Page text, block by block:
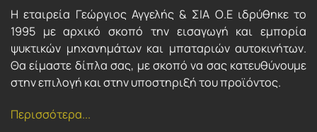
Η εταιρεία Γεώργιος Αγγελής & ΣΙΑ Ο.Ε ιδρύθηκε το
1995 με αρχικό σκοπό την εισαγωγή και εμπορία
ψυκτικών μηχανημάτων και μπαταριών αυτοκινήτων.
Θα είμαστε δίπλα σας, με σκοπό να σας κατευθύνουμε
στην επιλογή και στην υποστηριξή του προϊόντος.
Περισσότερα...